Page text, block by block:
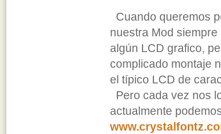
Cuando queremos
nuestra Mod
algún LCD grafico,
complicado montaje
el típico LCD de
Pero cada vez nos
actualmente